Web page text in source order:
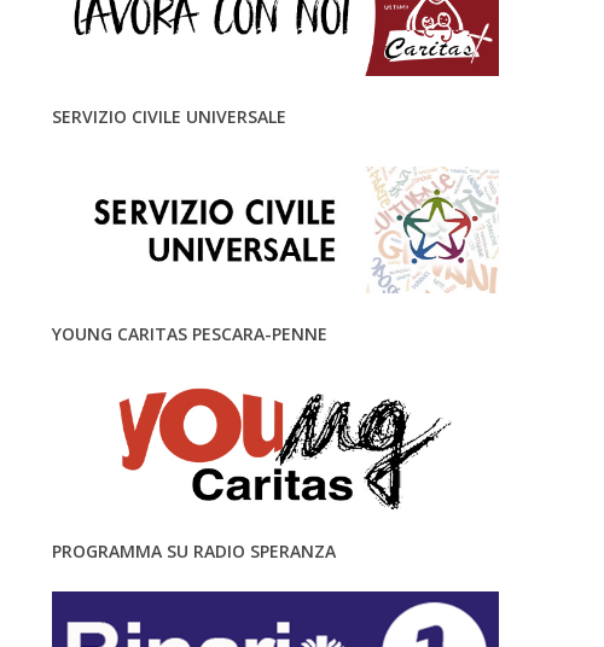
SERVIZIO CIVILE UNIVERSALE
YOUNG CARITAS PESCARA-PENNE
PROGRAMMA SU RADIO SPERANZA